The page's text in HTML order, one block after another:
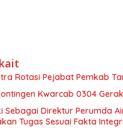
Rotasi Pejabat Pemkab
Kwarcab 0304
Sebagai Direktur Perumda
Tugas Sesuai Fakta